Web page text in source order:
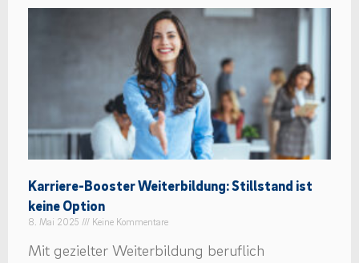
Karriere-Booster Weiterbildung: Stillstand ist
keine Option
8. Mai 2025 Keine Kommentare
Mit gezielter Weiterbildung beruflich